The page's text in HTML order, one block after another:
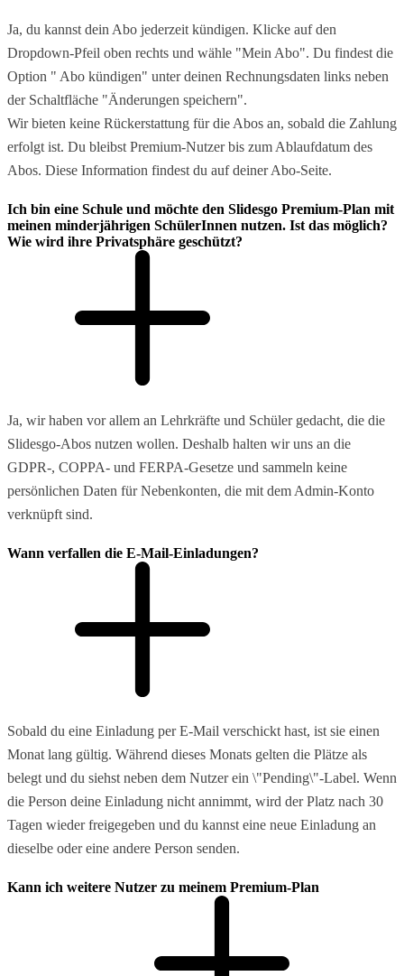
Ja, du kannst dein Abo jederzeit kündigen. Klicke auf den
Dropdown-Pfeil oben rechts und wähle "Mein Abo". Du findest die
Option " Abo kündigen" unter deinen Rechnungsdaten links neben
der Schaltfläche "Änderungen speichern".
Wir bieten keine Rückerstattung für die Abos an, sobald die Zahlung
erfolgt ist. Du bleibst Premium-Nutzer bis zum Ablaufdatum des
Abos. Diese Information findest du auf deiner Abo-Seite.
Ich bin eine Schule und möchte den Slidesgo Premium-Plan mit
meinen minderjährigen SchülerInnen nutzen. Ist das möglich?
Wie wird ihre Privatsphäre geschützt?
Ja, wir haben vor allem an Lehrkräfte und Schüler gedacht, die die
Slidesgo-Abos nutzen wollen. Deshalb halten wir uns an die
GDPR-, COPPA- und FERPA-Gesetze und sammeln keine
persönlichen Daten für Nebenkonten, die mit dem Admin-Konto
verknüpft sind.
Wann verfallen die E-Mail-Einladungen?
Sobald du eine Einladung per E-Mail verschickt hast, ist sie einen
Monat lang gültig. Während dieses Monats gelten die Plätze als
belegt und du siehst neben dem Nutzer ein \"Pending\"-Label. Wenn
die Person deine Einladung nicht annimmt, wird der Platz nach 30
Tagen wieder freigegeben und du kannst eine neue Einladung an
dieselbe oder eine andere Person senden.
Kann ich weitere Nutzer zu meinem Premium-Plan